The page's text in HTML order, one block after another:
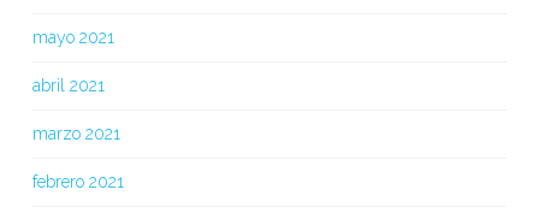
mayo 2021
abril 2021
marzo 2021
febrero 2021